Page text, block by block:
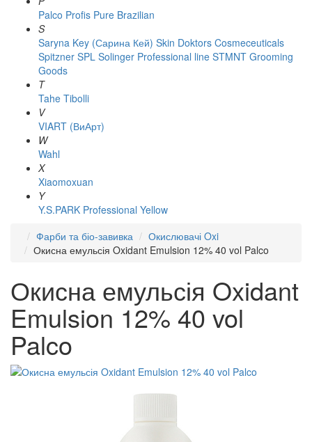
Palco Profis Pure Brazilian
S
Saryna Key (Сарина Кей) Skin Doktors Cosmeceuticals
Spitzner SPL Solinger Professional line STMNT Grooming
Goods
T
Tahe Tibolli
V
VIART (ВиАрт)
W
Wahl
X
Xiaomoxuan
Y
Y.S.PARK Professional Yellow
Фарби та біо-завивка
Окислювачі Oxi
Окисна емульсія Oxidant Emulsion 12% 40 vol Palco
Окисна емульсія Oxidant
Emulsion 12% 40 vol
Palco